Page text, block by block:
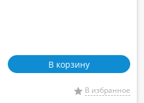
В корзину
В избранное